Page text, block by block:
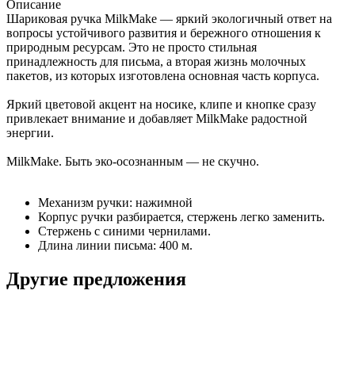
Описание
Шариковая ручка MilkMake — яркий экологичный ответ на
вопросы устойчивого развития и бережного отношения к
природным ресурсам. Это не просто стильная
принадлежность для письма, а вторая жизнь молочных
пакетов, из которых изготовлена основная часть корпуса.
Яркий цветовой акцент на носике, клипе и кнопке сразу
привлекает внимание и добавляет MilkMake радостной
энергии.
MilkMake. Быть эко-осознанным — не скучно.
Механизм ручки: нажимной
Корпус ручки разбирается, стержень легко заменить.
Стержень с синими чернилами.
Длина линии письма: 400 м.
Другие предложения